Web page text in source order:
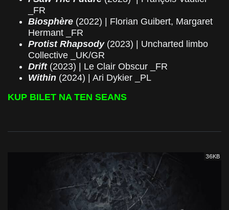
_FR
Biosphère (2022) | Florian Guibert, Margaret
Hermant _FR
Protist Rhapsody(2023) | Uncharted limbo
Collective _UK/GR
Drift (2023) | Le Clair Obscur _FR
Within (2024) | Ari Dykier _PL
KUP BILET NA TEN SEANS
36KB